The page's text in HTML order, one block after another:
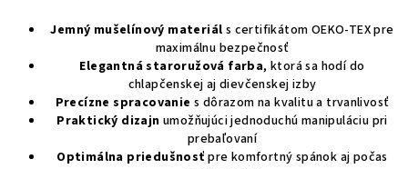
Jemný mušelínový materiál s certifikátom OEKO-TEX pre
maximálnu bezpečnosť
Elegantná staroružová farba, ktorá sa hodí do
chlapčenskej aj dievčenskej izby
Precízne spracovanie s dôrazom na kvalitu a trvanlivosť
Praktický dizajn umožňujúci jednoduchú manipuláciu pri
prebaľovaní
Optimálna priedušnosť pre komfortný spánok aj počas